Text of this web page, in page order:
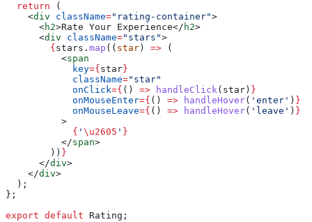
  return
(
    <
div className="rating-container">
      <
h2>Rate Your Experience</ h2>
      <
div className="stars">
        {
stars . map (( star ) => (
          <
span
            key
={ star }
            className
="star"
            onClick
={ () => handleClick( star ) }
            onMouseEnter
={ () => handleHover( 'enter' ) }
            onMouseLeave
={ () => handleHover( 'leave' ) }
          >
            {
' \u2605 ' }
          </
span>
        ))
}
      </
div>
    </
div>
  );
};
export default Rating ;